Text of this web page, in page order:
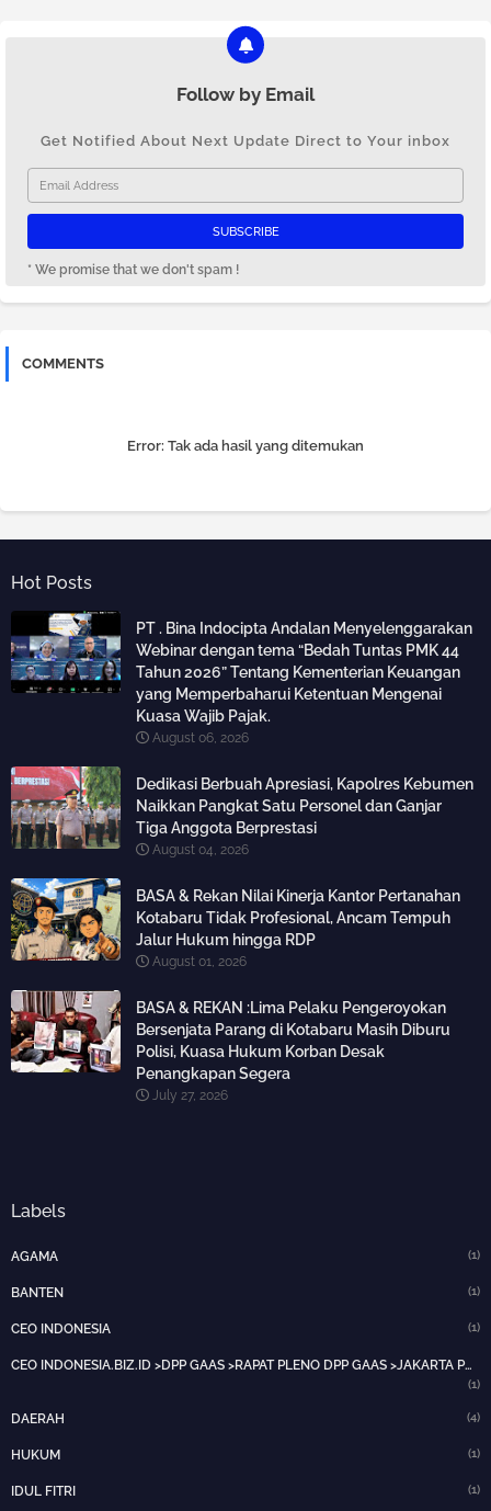
Follow by Email
Get Notified About Next Update Direct to Your inbox
* We promise that we don't spam !
COMMENTS
Error: Tak ada hasil yang ditemukan
Hot Posts
PT . Bina Indocipta Andalan Menyelenggarakan
Webinar dengan tema “Bedah Tuntas PMK 44
Tahun 2026” Tentang Kementerian Keuangan
yang Memperbaharui Ketentuan Mengenai
Kuasa Wajib Pajak.
August 06, 2026
Dedikasi Berbuah Apresiasi, Kapolres Kebumen
Naikkan Pangkat Satu Personel dan Ganjar
Tiga Anggota Berprestasi
August 04, 2026
BASA & Rekan Nilai Kinerja Kantor Pertanahan
Kotabaru Tidak Profesional, Ancam Tempuh
Jalur Hukum hingga RDP
August 01, 2026
BASA & REKAN :Lima Pelaku Pengeroyokan
Bersenjata Parang di Kotabaru Masih Diburu
Polisi, Kuasa Hukum Korban Desak
Penangkapan Segera
July 27, 2026
Labels
AGAMA (1)
BANTEN (1)
CEO INDONESIA (1)
CEO INDONESIA.BIZ.ID >DPP GAAS >RAPAT PLENO DPP GAAS >JAKARTA PUSAT>HOTNEWS>
(1)
DAERAH (4)
HUKUM (1)
IDUL FITRI (1)